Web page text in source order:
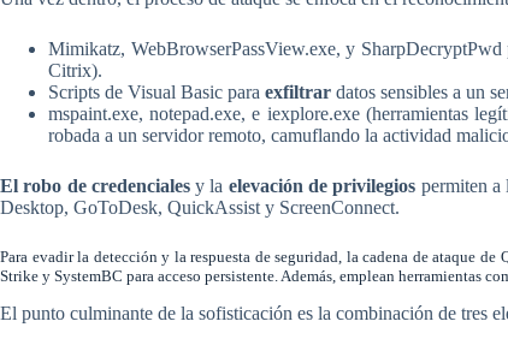
Mimikatz, WebBrowserPassView.exe, y SharpDecryptPwd
Citrix).
Scripts de Visual Basic para exfiltrar datos sensibles a un
mspaint.exe, notepad.exe, e iexplore.exe (herramientas
robada a un servidor remoto, camuflando la actividad
El robo de credencialesy la elevación de privilegios permiten a
Desktop, GoToDesk, QuickAssist y ScreenConnect.
Para evadir la detección y la respuesta de seguridad, la cadena de ataque
Strike y SystemBC para acceso persistente. Además, emplean herramientas
El punto culminante de la sofisticación es la combinación de tres